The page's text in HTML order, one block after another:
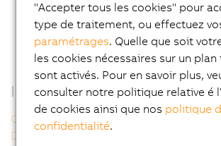
permettant de mettre en œuvre des
roulement plus élevées dans les
de la gamme standard est suffisant.
Informations
CAD Gearbox Configurator
Détermination du code de commande
"Accepter tous les cookies" pour
type de traitement, ou effectuez
paramétrages. Quelle que soit
les cookies nécessaires sur un plan
sont activés. Pour en savoir plus,
consulter notre politique relative é
de cookies ainsi que nos politique
confidentialité.